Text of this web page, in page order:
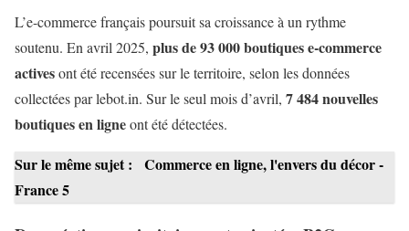
L’e-commerce français poursuit sa croissance à un rythme
soutenu. En avril 2025, plus de 93 000 boutiques e-commerce
activesont été recensées sur le territoire, selon les données
collectées par lebot.in. Sur le seul mois d’avril, 7 484 nouvelles
boutiques en ligneont été détectées.
Sur le même sujet :
Commerce en ligne, l'envers du décor -
France 5